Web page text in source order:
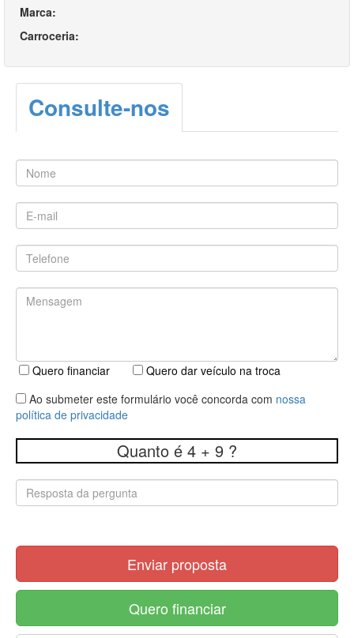
Marca:
Carroceria:
Consulte-nos
Quero financiar
Quero dar veículo na troca
Ao submeter este formulário você concorda com nossa
política de privacidade
Quanto é 4 + 9 ?
Enviar proposta
Quero financiar